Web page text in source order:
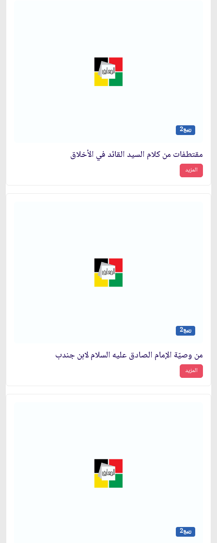
ربيع2
مقتطفات من كلام السيد القائد في الأخلاق
المزيد
ربيع2
من وصيّة الإمام الصادق عليه السلام لابن جندب
المزيد
ربيع2